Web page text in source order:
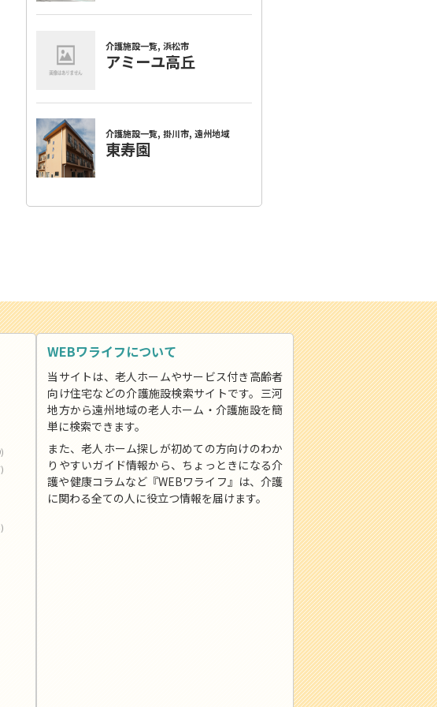
WEBワライフについて
当サイトは、老人ホームやサービス付き高齢者
向け住宅などの介護施設検索サイトです。三河
地方から遠州地域の老人ホーム・介護施設を簡
単に検索できます。
また、老人ホーム探しが初めての方向けのわか
りやすいガイド情報から、ちょっときになる介
護や健康コラムなど『WEBワライフ』は、介護
に関わる全ての人に役立つ情報を届けます。